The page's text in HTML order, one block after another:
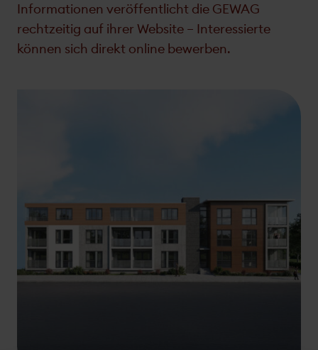
Informationen veröffentlicht die GEWAG
rechtzeitig auf ihrer Website – Interessierte
können sich direkt online bewerben.